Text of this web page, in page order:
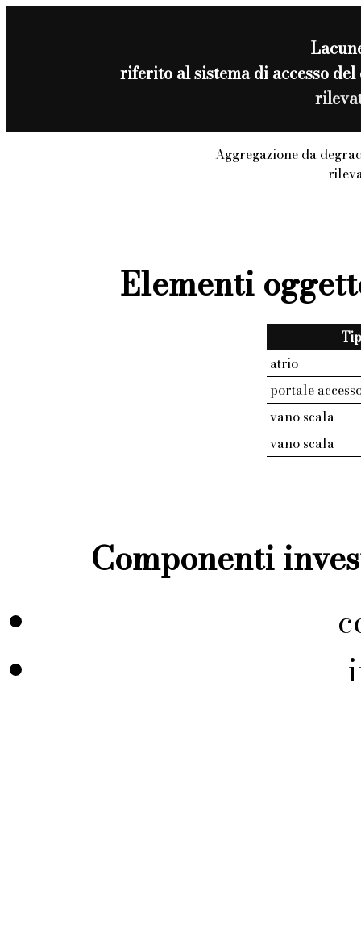
riferito al sistema di accesso
Aggregazione da
Elementi
atrio
portale
vano scala
vano scala
Componenti